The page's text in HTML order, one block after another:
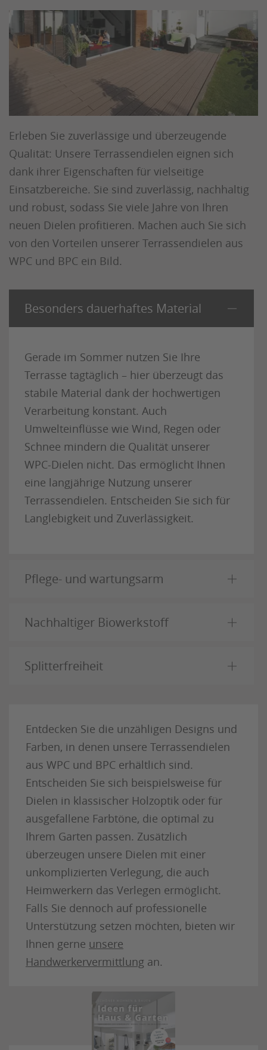
Erleben Sie zuverlässige und überzeugende
Qualität: Unsere Terrassendielen eignen sich
dank ihrer Eigenschaften für vielseitige
Einsatzbereiche. Sie sind zuverlässig, nachhaltig
und robust, sodass Sie viele Jahre von Ihren
neuen Dielen profitieren. Machen auch Sie sich
von den Vorteilen unserer Terrassendielen aus
WPC und BPC ein Bild.
Besonders dauerhaftes Material
Gerade im Sommer nutzen Sie Ihre
Terrasse tagtäglich – hier überzeugt das
stabile Material dank der hochwertigen
Verarbeitung konstant. Auch
Umwelteinflüsse wie Wind, Regen oder
Schnee mindern die Qualität unserer
WPC-Dielen nicht. Das ermöglicht Ihnen
eine langjährige Nutzung unserer
Terrassendielen. Entscheiden Sie sich für
Langlebigkeit und Zuverlässigkeit.
Pflege- und wartungsarm
Nachhaltiger Biowerkstoff
Splitterfreiheit
Entdecken Sie die unzähligen Designs und
Farben, in denen unsere Terrassendielen
aus WPC und BPC erhältlich sind.
Entscheiden Sie sich beispielsweise für
Dielen in klassischer Holzoptik oder für
ausgefallene Farbtöne, die optimal zu
Ihrem Garten passen. Zusätzlich
überzeugen unsere Dielen mit einer
unkomplizierten Verlegung, die auch
Heimwerkern das Verlegen ermöglicht.
Falls Sie dennoch auf professionelle
Unterstützung setzen möchten, bieten wir
Ihnen gerne unsere
Handwerkervermittlung an.